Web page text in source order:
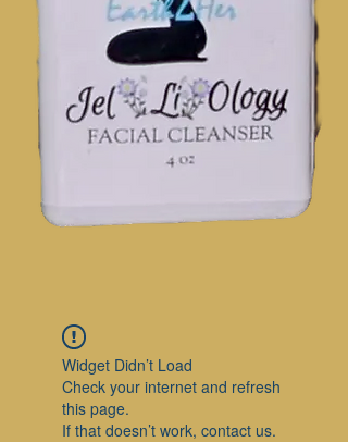
Widget Didn’t Load
Check your internet and refresh
this page.
If that doesn’t work, contact us.